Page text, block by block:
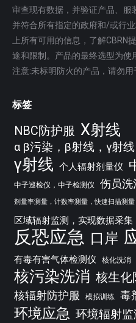
审查现有数据，并验证产品、服
并符合所有指定的政府和/或行
上所有可用的信息，了解CBRN
途和限制。产品的最终选型为使
注意:未标明防火的产品，请勿用
标签
NBC防护服 X射线
α β污染，β射线，γ射
γ射线 个人辐射剂量仪
中子巡检仪，中子检测仪 伤员洗
剂量率测量，计数率测量，快速扫描测
区域辐射监测，实现数据采集
反恐应急 口岸
有毒有害气体检测仪
核化洗消
核污染洗消 核生化
核辐射防护服 模拟训练 毒
环境应急 环境辐射监